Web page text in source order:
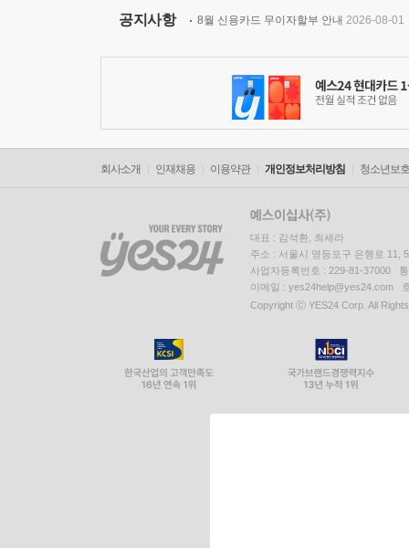
공지사항 8월 신용카드 무이자할부 안내 2026-08-01
회사소개 인재채용 이용약관 개인정보처리방침 청소년보
대표 : 김석환, 최세라
주소 : 서울시 영등포구 은행로 11,
사업자등록번호 : 229-81-37000
이메일 : yes24help@yes24.com
Copyright ⓒ YES24 Corp. All